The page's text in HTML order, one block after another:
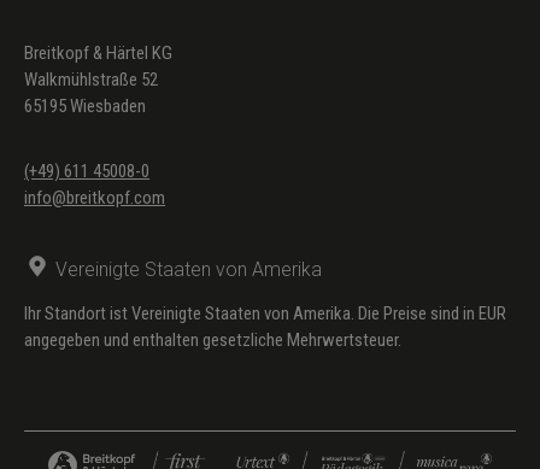
Breitkopf & Härtel KG
Walkmühlstraße 52
65195 Wiesbaden
(+49) 611 45008-0
info@breitkopf.com
Vereinigte Staaten von Amerika
Ihr Standort ist Vereinigte Staaten von Amerika. Die Preise sind in EUR
angegeben und enthalten gesetzliche Mehrwertsteuer.